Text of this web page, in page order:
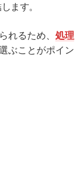
ます。
れるため、処理
ぶことがポイン